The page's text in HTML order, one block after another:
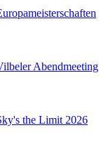
Abendmeeting
the Limit 2026